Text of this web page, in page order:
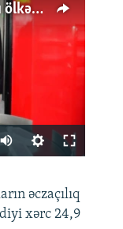
Ard-arda açılan dərman zavodları ölkənin tələbatını ödəyirmi?
480p
360p
480p
əczaçılıq
xərc 24,9